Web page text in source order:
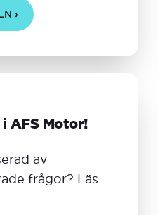
›
AFS Motor!
av
frågor? Läs